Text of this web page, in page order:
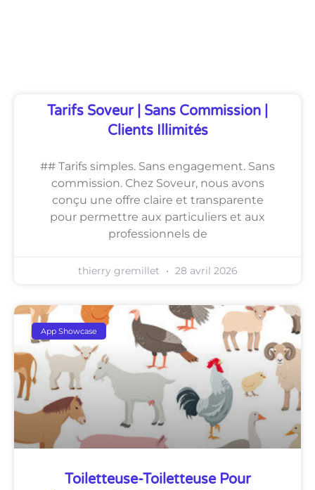
Tarifs Soveur | Sans Commission |
Clients Illimités
## Tarifs simples. Sans engagement. Sans
commission. Chez Soveur, nous avons
conçu une offre claire et transparente
pour permettre aux particuliers et aux
professionnels de
thierry gremillet 28 avril 2026
App Showcase
Toiletteuse-Toiletteuse Pour